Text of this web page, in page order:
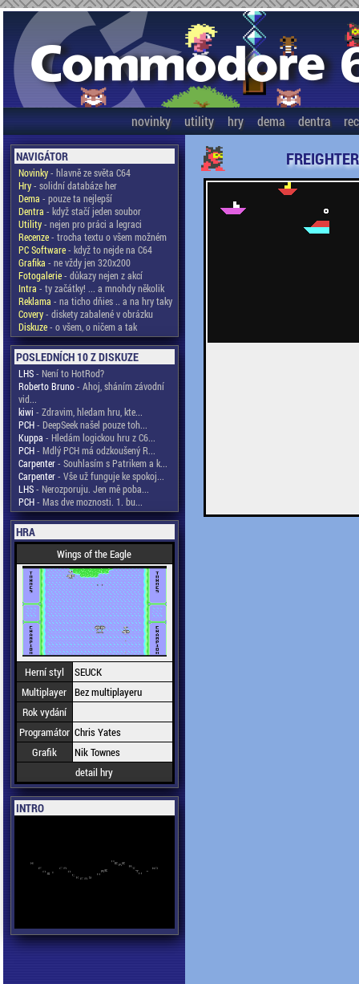
novinky utility hry dema dentra
NAVIGÁTOR
Novinky- hlavně ze světa C64
Hry- solidní databáze her
Dema - pouze ta nejlepší
Dentra - když stačí jeden soubor
Utility- nejen pro práci a legraci
Recenze- trocha textu o všem možném
PC Software- když to nejde na C64
Grafika - ne vždy jen 320x200
Fotogalerie- důkazy nejen z akcí
Intra - ty začátky! ... a mnohdy několik
Reklama - na ticho dňies .. a na hry taky
Covery- diskety zabalené v obrázku
Diskuze- o všem, o ničem a tak
POSLEDNÍCH 10 Z DISKUZE
LHS- Není to HotRod?
Roberto Bruno- Ahoj, sháním závodní
vid...
kiwi - Zdravim, hledam hru, kte...
PCH- DeepSeek našel pouze toh...
Kuppa - Hledám logickou hru z C6...
PCH- Mdlý PCH má odzkoušený R...
Carpenter- Souhlasím s Patrikem a k...
Carpenter- Vše už funguje ke spokoj...
LHS- Nerozporuju. Jen mě poba...
PCH- Mas dve moznosti. 1. bu...
HRA
Wings of the Eagle
Herní styl
SEUCK
Multiplayer Bez multiplayeru
Rok vydání
Programátor Chris Yates
Grafik
Nik Townes
detail hry
INTRO